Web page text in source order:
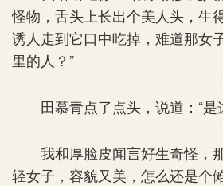
怪物，舌头上长出个美人头，生
诱人走到它口中吃掉，难道那女
里的人？”
田慕青点了点头，说道：“是
我和厚脸皮闻言好生奇怪，
轻女子，容貌又美，怎么还是个